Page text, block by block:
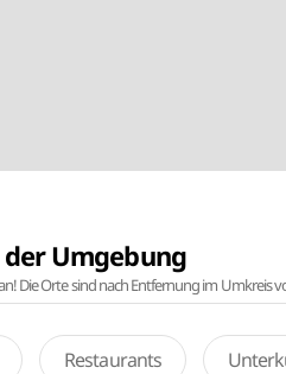
Umgebung
Die Orte sind nach Entfernung im Umkreis
Restaurants